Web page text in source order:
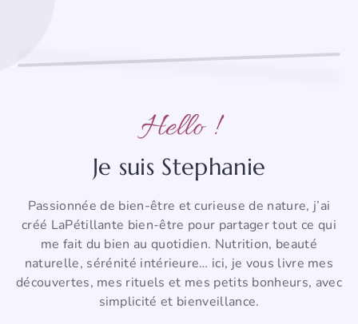
Hello !
Je suis Stephanie
Passionnée de bien-être et curieuse de nature, j’ai
créé LaPétillante bien-être pour partager tout ce qui
me fait du bien au quotidien. Nutrition, beauté
naturelle, sérénité intérieure… ici, je vous livre mes
découvertes, mes rituels et mes petits bonheurs, avec
simplicité et bienveillance.